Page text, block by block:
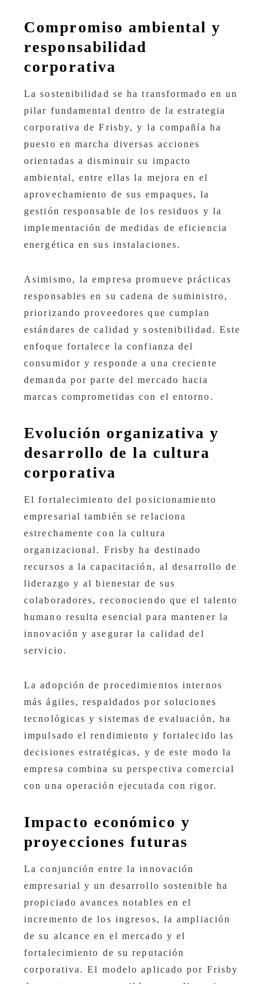
Compromiso ambiental y
responsabilidad
corporativa
La sostenibilidad se ha transformado en un
pilar fundamental dentro de la estrategia
corporativa de Frisby, y la compañía ha
puesto en marcha diversas acciones
orientadas a disminuir su impacto
ambiental, entre ellas la mejora en el
aprovechamiento de sus empaques, la
gestión responsable de los residuos y la
implementación de medidas de eficiencia
energética en sus instalaciones.
Asimismo, la empresa promueve prácticas
responsables en su cadena de suministro,
priorizando proveedores que cumplan
estándares de calidad y sostenibilidad. Este
enfoque fortalece la confianza del
consumidor y responde a una creciente
demanda por parte del mercado hacia
marcas comprometidas con el entorno.
Evolución organizativa y
desarrollo de la cultura
corporativa
El fortalecimiento del posicionamiento
empresarial también se relaciona
estrechamente con la cultura
organizacional. Frisby ha destinado
recursos a la capacitación, al desarrollo de
liderazgo y al bienestar de sus
colaboradores, reconociendo que el talento
humano resulta esencial para mantener la
innovación y asegurar la calidad del
servicio.
La adopción de procedimientos internos
más ágiles, respaldados por soluciones
tecnológicas y sistemas de evaluación, ha
impulsado el rendimiento y fortalecido las
decisiones estratégicas, y de este modo la
empresa combina su perspectiva comercial
con una operación ejecutada con rigor.
Impacto económico y
proyecciones futuras
La conjunción entre la innovación
empresarial y un desarrollo sostenible ha
propiciado avances notables en el
incremento de los ingresos, la ampliación
de su alcance en el mercado y el
fortalecimiento de su reputación
corporativa. El modelo aplicado por Frisby